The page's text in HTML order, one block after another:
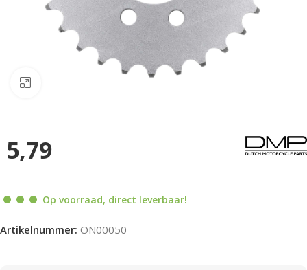
5,79
Op voorraad, direct leverbaar!
Artikelnummer: ON00050